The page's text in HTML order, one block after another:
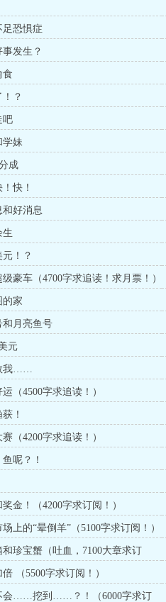
足恐惧症
发生？
食
？
吧
学妹
成
快！
和好消息
生
！？
豪车（4700字求追读！求月票！）
的家
和月亮鱼号
元
我……
（4500字求追读！）
！
（4200字求追读！）
呢？！
金！（4200字求订阅！）
上的“晕倒羊”（5100字求订阅！）
珍宝蟹（吐血，7100大章求订
（5500字求订阅！）
会……挖到……？！（6000字求订